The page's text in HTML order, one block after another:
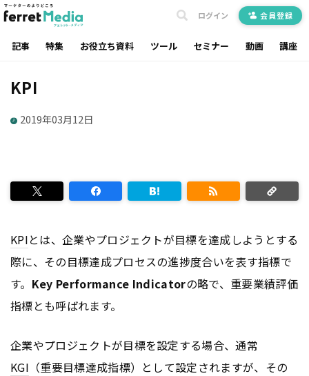
記事 特集 お役立ち資料 ツール セミナー 動画 講座
ログイン 会員登録
KPI
2019年03月12日
KPIとは、企業やプロジェクトが目標を達成しようとする
際に、その目標達成プロセスの進捗度合いを表す指標で
す。 Key Performance Indicatorの略で、重要業績評価
指標とも呼ばれます。
企業やプロジェクトが目標を設定する場合、通常
KGI （重要目標達成指標）として設定されますが、その